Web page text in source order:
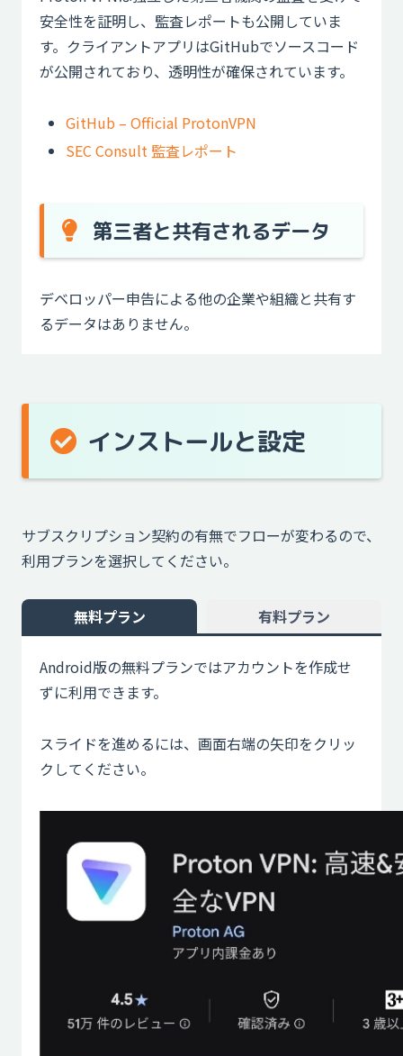
安全性を証明し、監査レポートも公開していま
す。クライアントアプリはGitHubでソースコード
が公開されており、透明性が確保されています。
GitHub – Official ProtonVPN
SEC Consult 監査レポート
第三者と共有されるデータ
デベロッパー申告による他の企業や組織と共有す
るデータはありません。
インストールと設定
サブスクリプション契約の有無でフローが変わるので、
利用プランを選択してください。
無料プラン 有料プラン
Android版の無料プランではアカウントを作成せ
ずに利用できます。
スライドを進めるには、画面右端の矢印をクリッ
クしてください。